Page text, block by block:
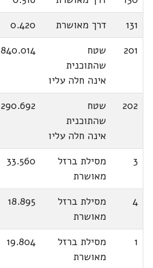
131
דרך מאושרת
0.420
201
שטח
שהתוכנית
אינה חלה עליו
840.014
202
שטח
שהתוכנית
אינה חלה עליו
290.692
3
מסילת ברזל
מאושרת
33.560
4
מסילת ברזל
מאושרת
18.895
1
מסילת ברזל
מאושרת
19.804